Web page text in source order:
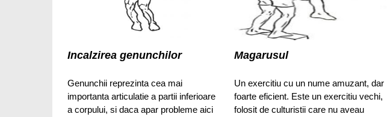
Incalzirea genunchilor
Genunchii reprezinta cea mai
importanta articulatie a partii inferioare
a corpului, si daca apar probleme aici
Magarusul
Un exercitiu cu un nume amuzant, dar
foarte eficient. Este un exercitiu vechi,
folosit de culturistii care nu aveau